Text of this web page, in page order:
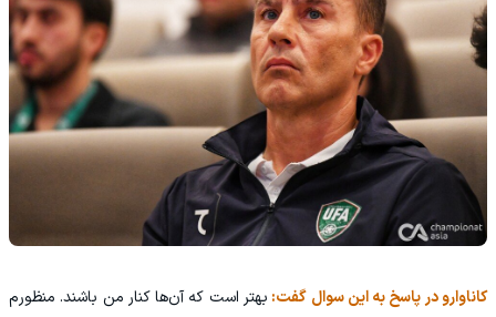
کاناوارو در پاسخ به این سوال گفت: بهتر است که آن‌ها کنار من باشند. منظورم